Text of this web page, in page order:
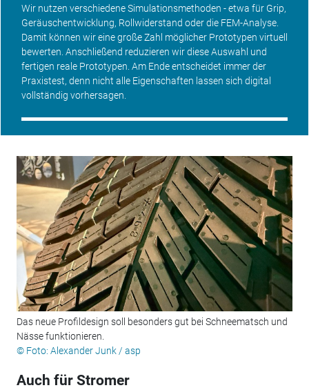
Wir nutzen verschiedene Simulationsmethoden - etwa für Grip,
Geräuschentwicklung, Rollwiderstand oder die FEM-Analyse.
Damit können wir eine große Zahl möglicher Prototypen virtuell
bewerten. Anschließend reduzieren wir diese Auswahl und
fertigen reale Prototypen. Am Ende entscheidet immer der
Praxistest, denn nicht alle Eigenschaften lassen sich digital
vollständig vorhersagen.
Das neue Profildesign soll besonders gut bei Schneematsch und
Nässe funktionieren.
© Foto: Alexander Junk / asp
Auch für Stromer